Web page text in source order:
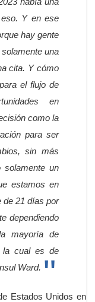
Y en ese
hay gente
una
cita. Y cómo
el flujo de
en
como la
para ser
sin más
solamente un
estamos en
de 21 días por
dependiendo
mayoría de
la cual es de
Ward.
Estados Unidos en